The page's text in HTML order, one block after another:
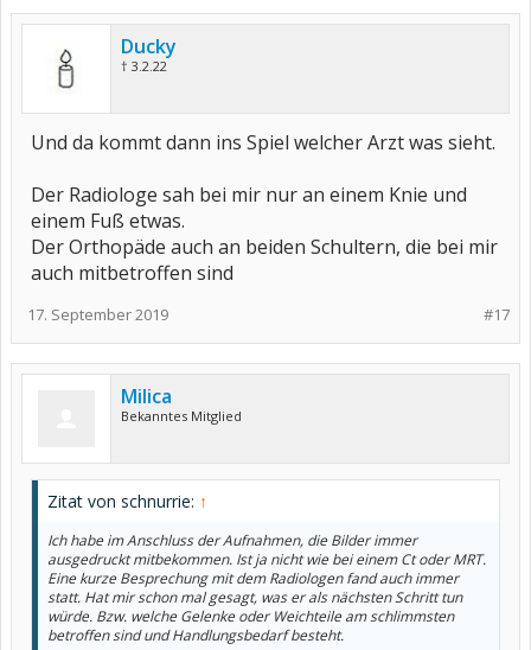
Ducky
† 3.2.22
Und da kommt dann ins Spiel welcher Arzt was sieht.
Der Radiologe sah bei mir nur an einem Knie und
einem Fuß etwas.
Der Orthopäde auch an beiden Schultern, die bei mir
auch mitbetroffen sind
#17
17. September 2019
Milica
Bekanntes Mitglied
Zitat von schnurrie: ↑
Ich habe im Anschluss der Aufnahmen, die Bilder immer
ausgedruckt mitbekommen. Ist ja nicht wie bei einem Ct oder MRT.
Eine kurze Besprechung mit dem Radiologen fand auch immer
statt. Hat mir schon mal gesagt, was er als nächsten Schritt tun
würde. Bzw. welche Gelenke oder Weichteile am schlimmsten
betroffen sind und Handlungsbedarf besteht.